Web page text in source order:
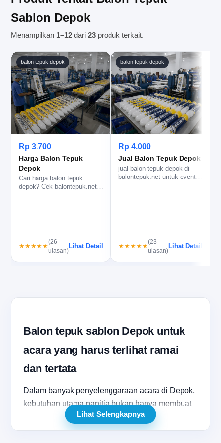
Sablon Depok
Menampilkan 1–12 dari23 produk terkait.
balon tepuk depok
Rp 3.700
Harga Balon Tepuk
Depok
Cari harga balon tepuk
depok? Cek balontepuk.net
★★★★★
(26
ulasan)
Lihat Detail
balon tepuk depok
Rp 4.000
Jual Balon Tepuk Depok
jual balon tepuk depok di
balontepuk.net untuk event
★★★★★
(23
ulasan)
Lihat Detail
Balon tepuk sablon Depok untuk
acara yang harus terlihat ramai
dan tertata
Dalam banyak penyelenggaraan acara di Depok,
kebutuhan utama panitia bukan hanya membuat
suasana ramai, tetapi juga memastikan tampilan
lapangan tetap tertata. Di titik inilah balon tepuk
Lihat Selengkapnya